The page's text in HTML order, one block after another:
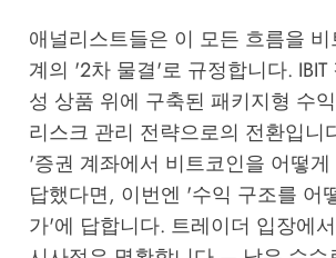
애널리스트들은 이 모든 흐름을 비
계의 '2차 물결'로 규정합니다.
성 상품 위에 구축된 패키지형 수
리스크 관리 전략으로의 전환입니
'증권 계좌에서 비트코인을 어떻
답했다면, 이번엔 '수익 구조를 어
가'에 답합니다. 트레이더 입장에